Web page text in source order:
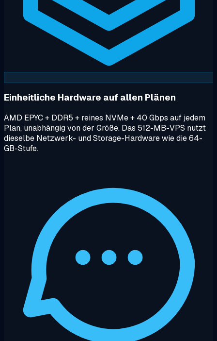
Einheitliche Hardware auf allen Plänen
AMD EPYC + DDR5 + reines NVMe + 40 Gbps auf jedem
Plan, unabhängig von der Größe. Das 512-MB-VPS nutzt
dieselbe Netzwerk- und Storage-Hardware wie die 64-
GB-Stufe.